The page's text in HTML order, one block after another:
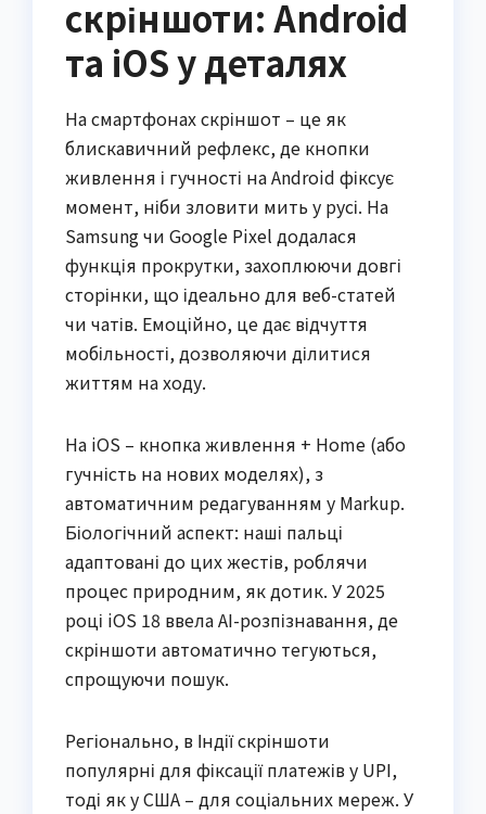
скріншоти: Android
та iOS у деталях
На смартфонах скріншот – це як
блискавичний рефлекс, де кнопки
живлення і гучності на Android фіксує
момент, ніби зловити мить у русі. На
Samsung чи Google Pixel додалася
функція прокрутки, захоплюючи довгі
сторінки, що ідеально для веб-статей
чи чатів. Емоційно, це дає відчуття
мобільності, дозволяючи ділитися
життям на ходу.
На iOS – кнопка живлення + Home (або
гучність на нових моделях), з
автоматичним редагуванням у Markup.
Біологічний аспект: наші пальці
адаптовані до цих жестів, роблячи
процес природним, як дотик. У 2025
році iOS 18 ввела AI-розпізнавання, де
скріншоти автоматично тегуються,
спрощуючи пошук.
Регіонально, в Індії скріншоти
популярні для фіксації платежів у UPI,
тоді як у США – для соціальних мереж. У